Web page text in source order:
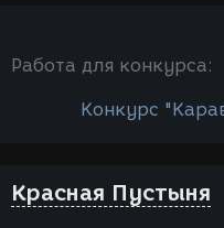
Работа для конкурса:
Конкурс
Красная Пустыня